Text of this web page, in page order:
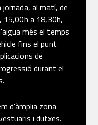
al matí, de
15,00h a 18,30h,
més el temps
fins el punt
de
durant el
d'àmplia zona
i dutxes.